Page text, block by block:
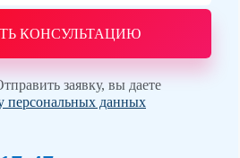
КОНСУЛЬТАЦИЮ
заявку, вы даете
персональных данных